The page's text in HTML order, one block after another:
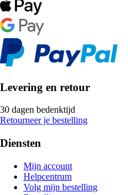
Levering en retour
30 dagen bedenktijd
Retourneer je bestelling
Diensten
Mijn account
Helpcentrum
Volg mijn bestelling